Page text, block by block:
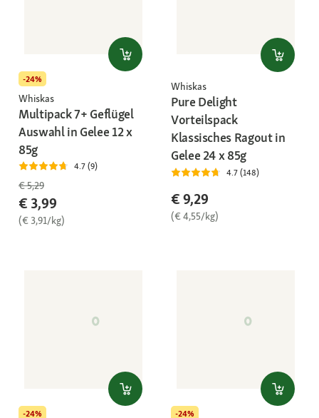
-24%
Whiskas
Multipack 7+ Geflügel
Auswahl in Gelee 12 x
85g
4.7 (9)
€ 5,29
€ 3,99
(€ 3,91/kg)
Whiskas
Pure Delight
Vorteilspack
Klassisches Ragout in
Gelee 24 x 85g
4.7 (148)
€ 9,29
(€ 4,55/kg)
-24% -24%